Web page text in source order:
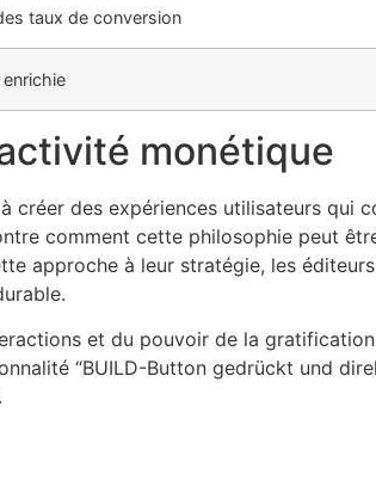
taux de conversion
monétique
créer des expériences utilisateurs qui
comment cette philosophie peut
approche à leur stratégie, les
et du pouvoir de la
“BUILD-Button gedrückt und